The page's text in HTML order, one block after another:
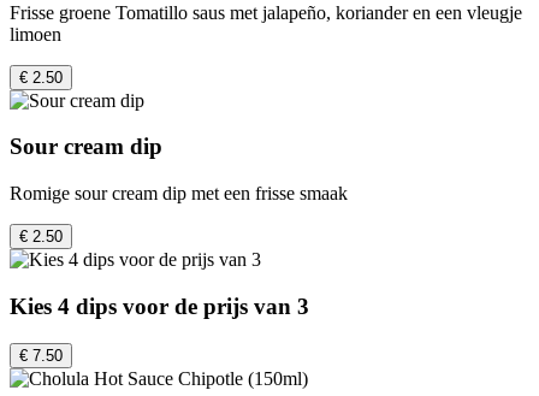
Frisse groene Tomatillo saus met jalapeño, koriander en een vleugje
limoen
€ 2.50
Sour cream dip
Romige sour cream dip met een frisse smaak
€ 2.50
Kies 4 dips voor de prijs van 3
€ 7.50